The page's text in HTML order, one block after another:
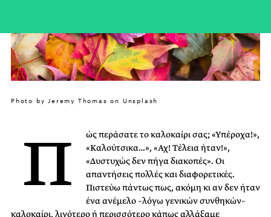
Photo by Jeremy Thomas on Unsplash
Π
ώς περάσατε το καλοκαίρι σας; «Υπέροχα!»,
«Καλούτσικα…», «Αχ! Tέλεια ήταν!»,
«Δυστυχώς δεν πήγα διακοπές». Οι
απαντήσεις πολλές και διαφορετικές.
Πιστεύω πάντως πως, ακόμη κι αν δεν ήταν
ένα ανέμελο –λόγω γενικών συνθηκών–
καλοκαίρι, λιγότερο ή περισσότερο κάπως αλλάξαμε